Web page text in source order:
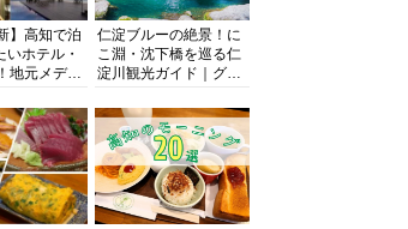
】高知で泊
いホテル・
地元メディ
仁淀ブルーの絶景！に
こ淵・沈下橋を巡る仁
淀川観光ガイド｜グル
まで完全網羅！